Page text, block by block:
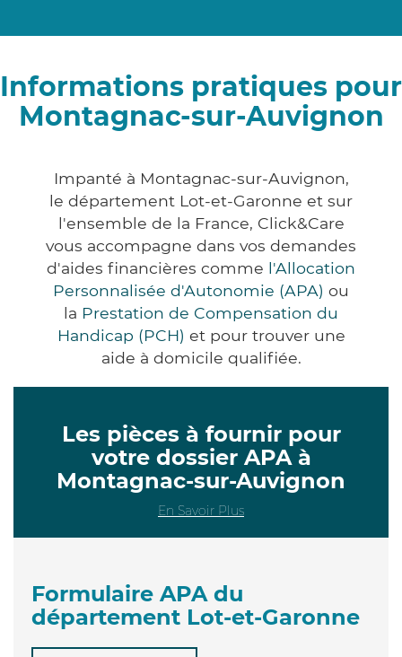
Informations pratiques pour
Montagnac-sur-Auvignon
Impanté à Montagnac-sur-Auvignon,
le département Lot-et-Garonne et sur
l'ensemble de la France, Click&Care
vous accompagne dans vos demandes
d'aides financières comme l'Allocation
Personnalisée d'Autonomie (APA) ou
la Prestation de Compensation du
Handicap (PCH) et pour trouver une
aide à domicile qualifiée.
Les pièces à fournir pour
votre dossier APA à
Montagnac-sur-Auvignon
En Savoir Plus
Formulaire APA du
département Lot-et-Garonne